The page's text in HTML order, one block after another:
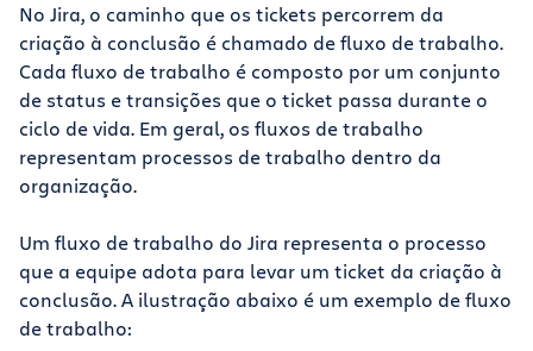
No Jira, o caminho que os tickets percorrem da
criação à conclusão é chamado de fluxo de trabalho.
Cada fluxo de trabalho é composto por um conjunto
de status e transições que o ticket passa durante o
ciclo de vida. Em geral, os fluxos de trabalho
representam processos de trabalho dentro da
organização.
Um fluxo de trabalho do Jira representa o processo
que a equipe adota para levar um ticket da criação à
conclusão. A ilustração abaixo é um exemplo de fluxo
de trabalho: